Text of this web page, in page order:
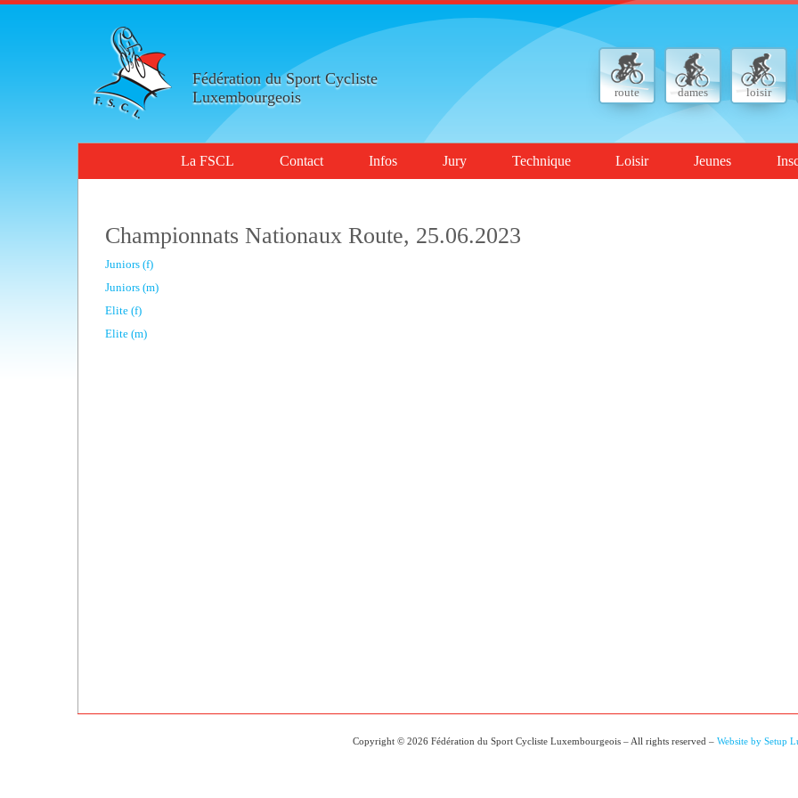
Fédération du Sport Cycliste
Luxembourgeois
route dames loisir
La FSCL Contact Infos Jury Technique Loisir Jeunes
Championnats Nationaux Route, 25.06.2023
Juniors (f)
Juniors (m)
Elite (f)
Elite (m)
Copyright © 2026 Fédération du Sport Cycliste Luxembourgeois – All rights reserved – Website by Setup